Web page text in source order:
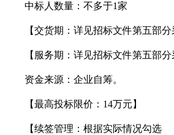
中标人数量：不多于1家
【交货期： 详见招标文件第五部分
【服务期： 详见招标文件第五部分
资金来源：企业自筹。
【最高投标限价： 14万元 】
【续签管理：根据实际情况勾选